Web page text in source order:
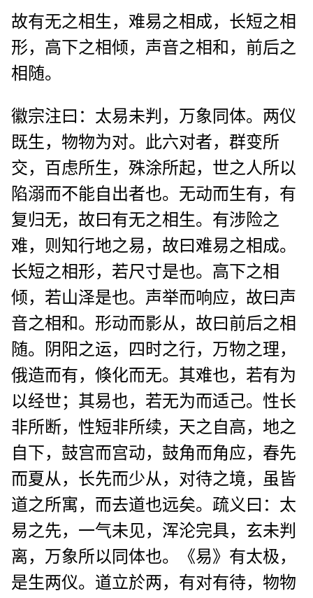
故有无之相生，难易之相成，长短之相
形，高下之相倾，声音之相和，前后之
相随。
徽宗注曰：太易未判，万象同体。两仪
既生，物物为对。此六对者，群变所
交，百虑所生，殊涂所起，世之人所以
陷溺而不能自出者也。无动而生有，有
复归无，故曰有无之相生。有涉险之
难，则知行地之易，故曰难易之相成。
长短之相形，若尺寸是也。高下之相
倾，若山泽是也。声举而响应，故曰声
音之相和。形动而影从，故曰前后之相
随。阴阳之运，四时之行，万物之理，
俄造而有，倏化而无。其难也，若有为
以经世；其易也，若无为而适己。性长
非所断，性短非所续，天之自高，地之
自下，鼓宫而宫动，鼓角而角应，春先
而夏从，长先而少从，对待之境，虽皆
道之所寓，而去道也远矣。疏义曰：太
易之先，一气未见，浑沦完具，玄未判
离，万象所以同体也。《易》有太极，
是生两仪。道立於两，有对有待，物物